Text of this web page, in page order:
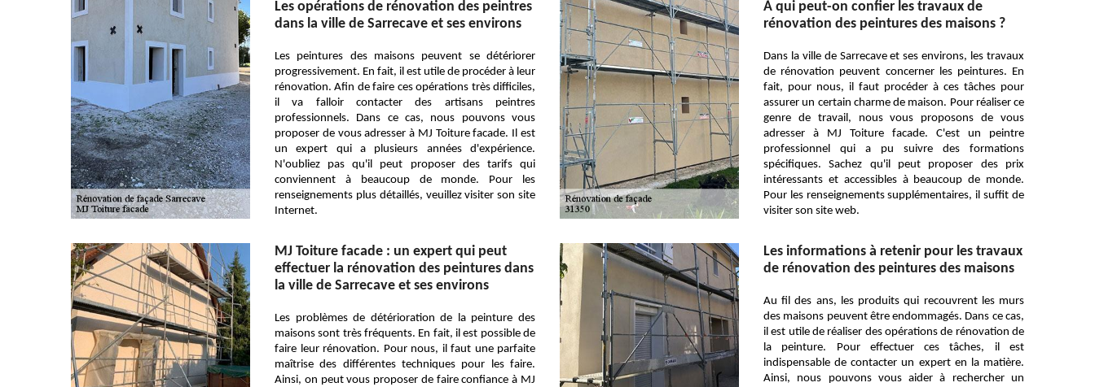
Les opérations de rénovation des peintres
dans la ville de Sarrecave et ses environs
Les peintures des maisons peuvent se détériorer
progressivement. En fait, il est utile de procéder à leur
rénovation. Afin de faire ces opérations très difficiles,
il va falloir contacter des artisans peintres
professionnels. Dans ce cas, nous pouvons vous
proposer de vous adresser à MJ Toiture facade. Il est
un expert qui a plusieurs années d'expérience.
N'oubliez pas qu'il peut proposer des tarifs qui
conviennent à beaucoup de monde. Pour les
renseignements plus détaillés, veuillez visiter son site
Internet.
À qui peut-on confier les travaux de
rénovation des peintures des maisons ?
Dans la ville de Sarrecave et ses environs, les travaux
de rénovation peuvent concerner les peintures. En
fait, pour nous, il faut procéder à ces tâches pour
assurer un certain charme de maison. Pour réaliser ce
genre de travail, nous vous proposons de vous
adresser à MJ Toiture facade. C'est un peintre
professionnel qui a pu suivre des formations
spécifiques. Sachez qu'il peut proposer des prix
intéressants et accessibles à beaucoup de monde.
Pour les renseignements supplémentaires, il suffit de
visiter son site web.
MJ Toiture facade : un expert qui peut
effectuer la rénovation des peintures dans
la ville de Sarrecave et ses environs
Les problèmes de détérioration de la peinture des
maisons sont très fréquents. En fait, il est possible de
faire leur rénovation. Pour nous, il faut une parfaite
maîtrise des différentes techniques pour les faire.
Ainsi, on peut vous proposer de faire confiance à MJ
Les informations à retenir pour les travaux
de rénovation des peintures des maisons
Au fil des ans, les produits qui recouvrent les murs
des maisons peuvent être endommagés. Dans ce cas,
il est utile de réaliser des opérations de rénovation de
la peinture. Pour effectuer ces tâches, il est
indispensable de contacter un expert en la matière.
Ainsi, nous pouvons vous aider à rechercher un